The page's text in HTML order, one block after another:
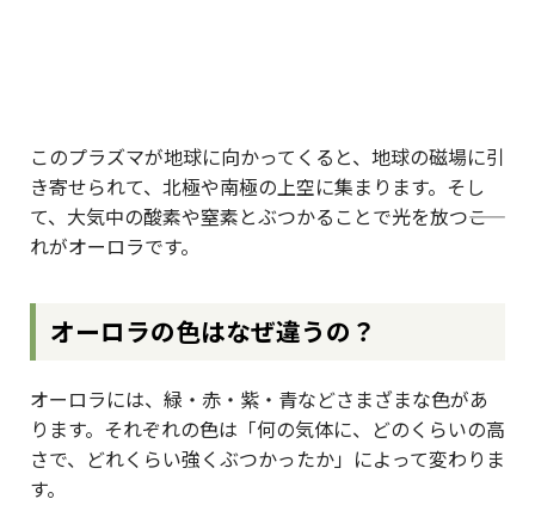
このプラズマが地球に向かってくると、地球の磁場に引
き寄せられて、北極や南極の上空に集まります。そし
て、大気中の酸素や窒素とぶつかることで光を放つ――こ
れがオーロラです。
オーロラの色はなぜ違うの？
オーロラには、緑・赤・紫・青などさまざまな色があ
ります。それぞれの色は「何の気体に、どのくらいの高
さで、どれくらい強くぶつかったか」によって変わりま
す。